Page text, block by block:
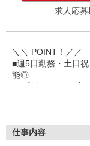
月収10万4
【ガッツリ
月収14万6千
扶養を外れ
研修時の
求人応
＼＼ POINT！／／
■週5日勤務・土日
能◎
■女性活躍中！30代
仕事内容